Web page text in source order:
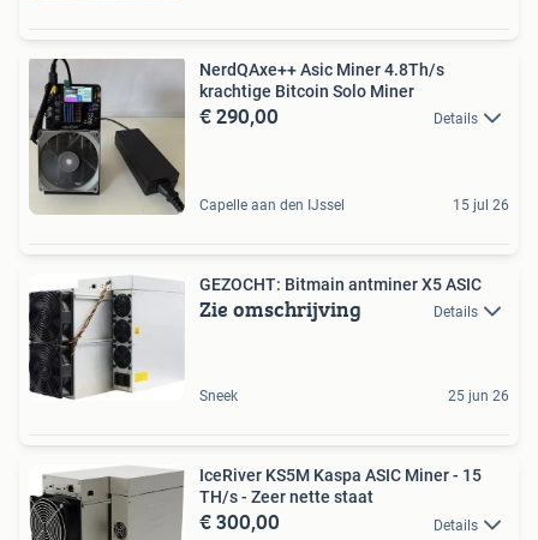
NerdQAxe++ Asic Miner 4.8Th/s
krachtige Bitcoin Solo Miner
€ 290,00 Details
Capelle aan den IJssel 15 jul 26
GEZOCHT: Bitmain antminer X5 ASIC
Zie omschrijving Details
Sneek 25 jun 26
IceRiver KS5M Kaspa ASIC Miner - 15
TH/s - Zeer nette staat
€ 300,00 Details